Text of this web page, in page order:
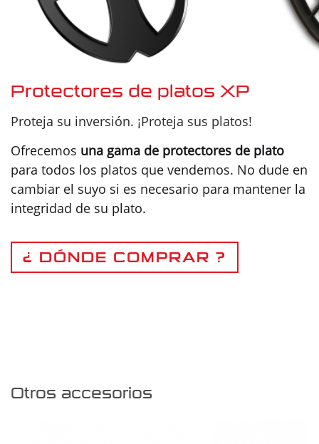
Protectores de platos XP
Proteja su inversión. ¡Proteja sus platos!
Ofrecemos una gama de protectores de plato
para todos los platos que vendemos. No dude en
cambiar el suyo si es necesario para mantener la
integridad de su plato.
¿ DÓNDE COMPRAR ?
Otros accesorios